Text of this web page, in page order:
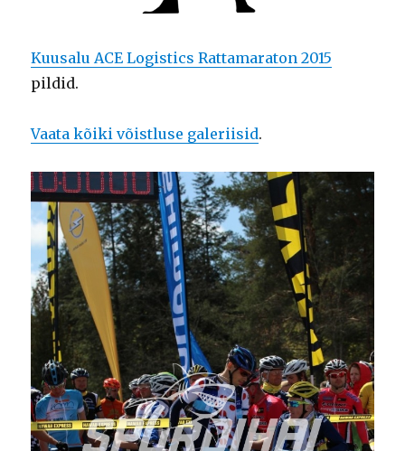
Kuusalu ACE Logistics Rattamaraton 2015
pildid.
Vaata kõiki võistluse galeriisid.